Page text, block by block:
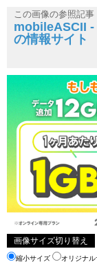
この画像の参照記事
mobileASCII -
の情報サイト
画像サイズ切り替え
縮小サイズ オリジナ